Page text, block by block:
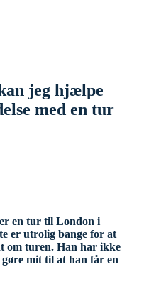
jeg hjælpe
med en tur
en tur til London i
er utrolig bange for at
om turen. Han har ikke
mit til at han får en